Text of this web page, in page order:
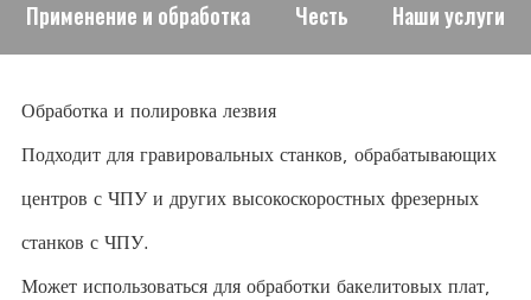
Применение и обработка Честь Наши услуги
Обработка и полировка лезвия
Подходит для гравировальных станков, обрабатывающих
центров с ЧПУ и других высокоскоростных фрезерных
станков с ЧПУ.
Может использоваться для обработки бакелитовых плат,